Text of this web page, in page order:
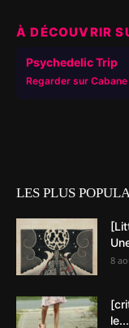
À DÉCOUVRIR
Psychedelic Trip
Regarder sur
LES PLUS
8
le...